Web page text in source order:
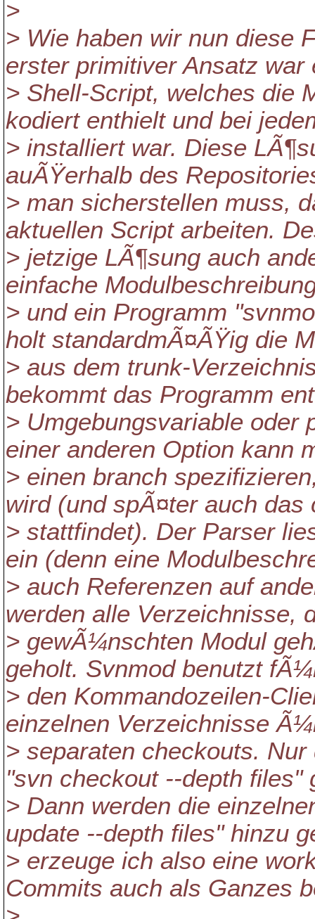
>
> Wie haben wir nun diese
erster primitiver Ansatz war
> Shell-Script, welches die
kodiert enthielt und bei
> installiert war. Diese
auÃŸerhalb des
> man sicherstellen muss,
aktuellen Script arbeiten.
> jetzige LÃ¶sung auch
einfache
> und ein Programm
holt standardmÃ¤ÃŸig die
> aus dem trunk-
bekommt das Programm
> Umgebungsvariable oder
einer anderen Option kann
> einen branch
wird (und spÃ¤ter auch das
> stattfindet). Der Parser
ein (denn eine
> auch Referenzen auf
werden alle Verzeichnisse,
> gewÃ¼nschten Modul
geholt. Svnmod benutzt
> den Kommandozeilen-
einzelnen Verzeichnisse
> separaten checkouts.
"svn checkout --depth files"
> Dann werden die
update --depth files" hinzu
> erzeuge ich also eine
Commits auch als Ganzes